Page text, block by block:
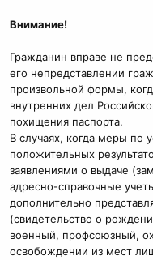
Внимание!
Гражданин вправе не
его непредставлении
произвольной формы,
внутренних дел
похищения паспорта.
В случаях, когда меры по
положительных
заявлениями о выдаче
адресно-справочные
дополнительно
(свидетельство о
военный, профсоюзный,
освобождении из мест